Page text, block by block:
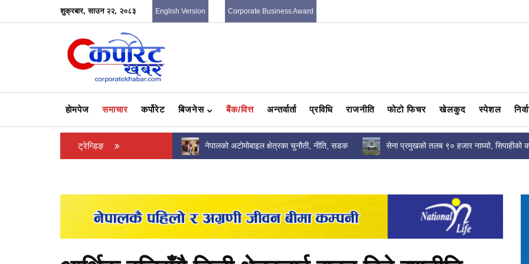
शुक्रबार, साउन २२, २०८३ English Version Corporate Business Award
हाेमपेज समाचार कर्पोरेट बिजनेस बैंक/वित्त अन्तर्वार्ता प्रविधि राजनीति फोटो फिचर खेलकुद स्पेशल
ट्रेन्डिङ
सात वाणिज्य बैंकले नाफा बढाए, हेर्नुहोस् कसले कति
नेपालको अटोमोबाइल क्षेत्रका चुनौती, नीति, सडक
सेना प्रमुखको तलब ९० हजार नाघ्यो, सिपाहीको